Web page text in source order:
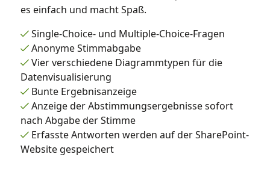
es einfach und macht Spaß.
Single-Choice- und Multiple-Choice-Fragen
Anonyme Stimmabgabe
Vier verschiedene Diagrammtypen für die
Datenvisualisierung
Bunte Ergebnisanzeige
Anzeige der Abstimmungsergebnisse sofort
nach Abgabe der Stimme
Erfasste Antworten werden auf der SharePoint-
Website gespeichert